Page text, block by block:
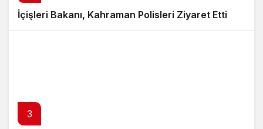
İçişleri Bakanı, Kahraman Polisleri Ziyaret Etti
3